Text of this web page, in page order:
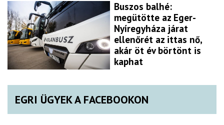
Buszos balhé:
megütötte az Eger-
Nyíregyháza járat
ellenőrét az ittas nő,
akár öt év börtönt is
kaphat
EGRI ÜGYEK A FACEBOOKON